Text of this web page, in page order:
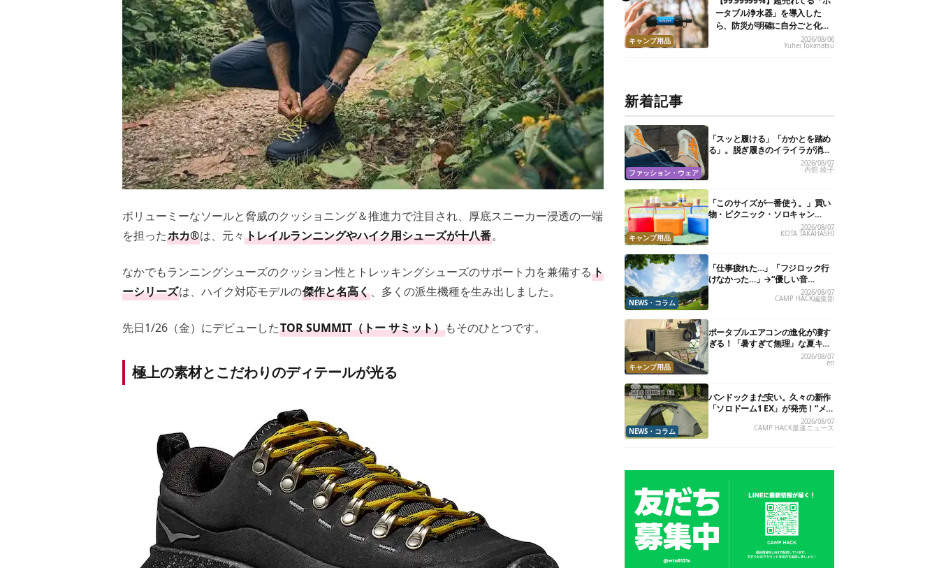
ボリューミーなソールと脅威のクッショニング＆推進力で注目され、厚底スニーカー浸透の一端
を担ったホカ®は、元々トレイルランニングやハイク用シューズが十八番。
なかでもランニングシューズのクッション性とトレッキングシューズのサポート力を兼備するト
ーシリーズは、ハイク対応モデルの傑作と名高く、多くの派生機種を生み出しました。
先日1/26（金）にデビューしたTOR SUMMIT（トー サミット）もそのひとつです。
極上の素材とこだわりのディテールが光る
キャンプ用品
ータブル浄水器」を導入した
ら、防災が明確に自分ごと化し
2026/08/06
Yuhei Tokimatsu
新着記事
ファッション・ウェア
「スッと履ける」「かかとを踏め
る」。脱ぎ履きのイライラが消え
る快適“スニーカーサンダル”6選
2026/08/07
内舘 綾子
キャンプ用品
「このサイズが一番使う。」買い
物・ピクニック・ソロキャン
に“ちょうどいい”小型クーラーボ
ックス13選
2026/08/07
KOTA TAKAHASHI
NEWS・コラム
「仕事疲れた…」「フジロック行
けなかった…」→“優しい音
楽”と“大きな自然”で治癒。まだ間
に合います。
2026/08/07
CAMP HACK編集部
キャンプ用品
ポータブルエアコンの進化が凄す
ぎる！「暑すぎて無理」な夏キャ
ンプを激変させる最新5選2026/08/07
eri
NEWS・コラム
バンドックまだ安い。久々の新作
「ソロドーム1 EX」が発売！“メ
ッシュインナー”だけでも使える
よ【防災も◎】
2026/08/07
CAMP HACK最速ニュース